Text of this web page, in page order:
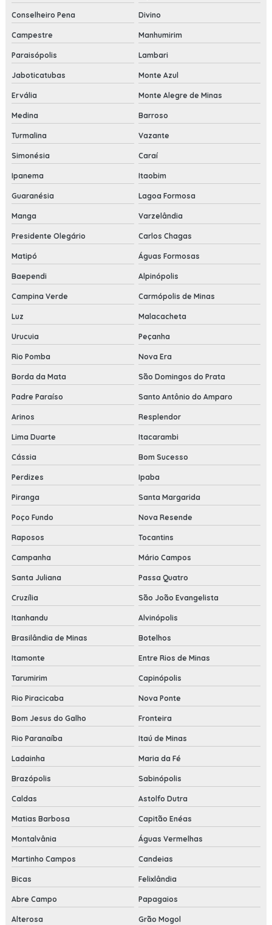
Conselheiro Pena Divino
Campestre Manhumirim
Paraisópolis Lambari
Jaboticatubas Monte Azul
Ervália Monte Alegre de Minas
Medina Barroso
Turmalina Vazante
Simonésia Caraí
Ipanema Itaobim
Guaranésia Lagoa Formosa
Manga Varzelândia
Presidente Olegário Carlos Chagas
Matipó Águas Formosas
Baependi Alpinópolis
Campina Verde Carmópolis de Minas
Luz Malacacheta
Urucuia Peçanha
Rio Pomba Nova Era
Borda da Mata São Domingos do Prata
Padre Paraíso Santo Antônio do Amparo
Arinos Resplendor
Lima Duarte Itacarambi
Cássia Bom Sucesso
Perdizes Ipaba
Piranga Santa Margarida
Poço Fundo Nova Resende
Raposos Tocantins
Campanha Mário Campos
Santa Juliana Passa Quatro
Cruzília São João Evangelista
Itanhandu Alvinópolis
Brasilândia de Minas Botelhos
Itamonte Entre Rios de Minas
Tarumirim Capinópolis
Rio Piracicaba Nova Ponte
Bom Jesus do Galho Fronteira
Rio Paranaíba Itaú de Minas
Ladainha Maria da Fé
Brazópolis Sabinópolis
Caldas Astolfo Dutra
Matias Barbosa Capitão Enéas
Montalvânia Águas Vermelhas
Martinho Campos Candeias
Bicas Felixlândia
Abre Campo Papagaios
Alterosa Grão Mogol